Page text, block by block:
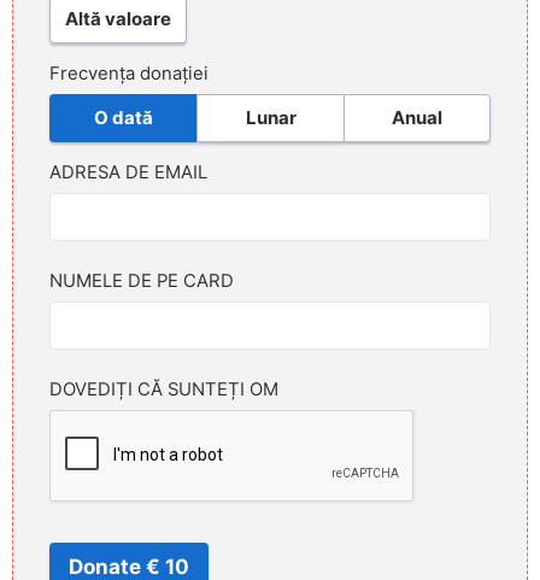
Altă valoare
Frecvența donației
O dată Lunar Anual
ADRESA DE EMAIL
NUMELE DE PE CARD
DOVEDIȚI CĂ SUNTEȚI OM
Donate € 10